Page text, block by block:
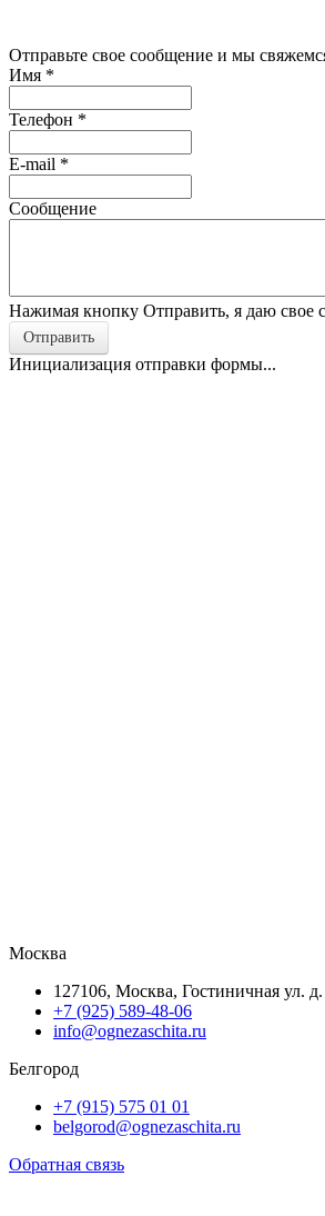
Отправьте свое сообщение и мы
Имя *
Телефон *
E-mail *
Сообщение
Нажимая кнопку Отправить, я даю свое
Отправить
Инициализация отправки формы...
Москва
127106, Москва, Гостиничная ул.
+7 (925) 589-48-06
info@ognezaschita.ru
Белгород
+7 (915) 575 01 01
belgorod@ognezaschita.ru
Обратная связь